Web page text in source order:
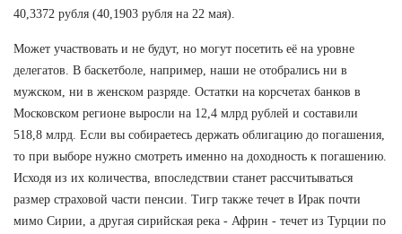
40,3372 рубля (40,1903 рубля на 22 мая).
Может участвовать и не будут, но могут посетить её на уровне
делегатов. В баскетболе, например, наши не отобрались ни в
мужском, ни в женском разряде. Остатки на корсчетах банков в
Московском регионе выросли на 12,4 млрд рублей и составили
518,8 млрд. Если вы собираетесь держать облигацию до погашения,
то при выборе нужно смотреть именно на доходность к погашению.
Исходя из их количества, впоследствии станет рассчитываться
размер страховой части пенсии. Тигр также течет в Ирак почти
мимо Сирии, а другая сирийская река - Африн - течет из Турции по